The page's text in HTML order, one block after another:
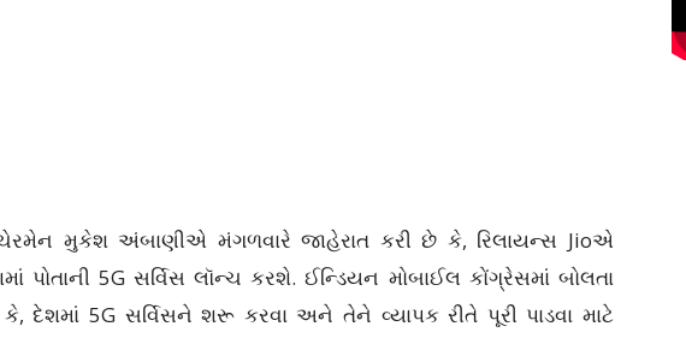
ચેરમેન મુકેશ અંબાણીએ મંગળવારે જાહેરાત કરી છે કે, રિલાયન્સ Jioએ
પોતાની 5G સર્વિસ લૉન્ચ કરશે. ઈન્ડિયન મોબાઈલ કોંગ્રેસમાં બોલતા
5G સર્વિસને શરૂ કરવા અને તેને વ્યાપક રીતે પૂરી પાડવા માટે